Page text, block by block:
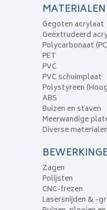
MATERIALEN
Gegoten acrylaat
Geëxtrudeerd
Polycarbonaat
PET
PVC
PVC schuimplaat
Polystyreen
ABS
Buizen en staven
Meerwandige
Diverse materialen
Zagen
Polijsten
CNC-frezen
Lasersnijden & -